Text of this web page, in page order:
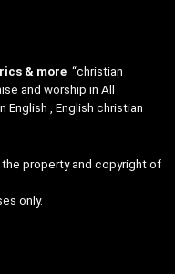
& more “christian
and worship in All
English , English christian
property and copyright of
only.